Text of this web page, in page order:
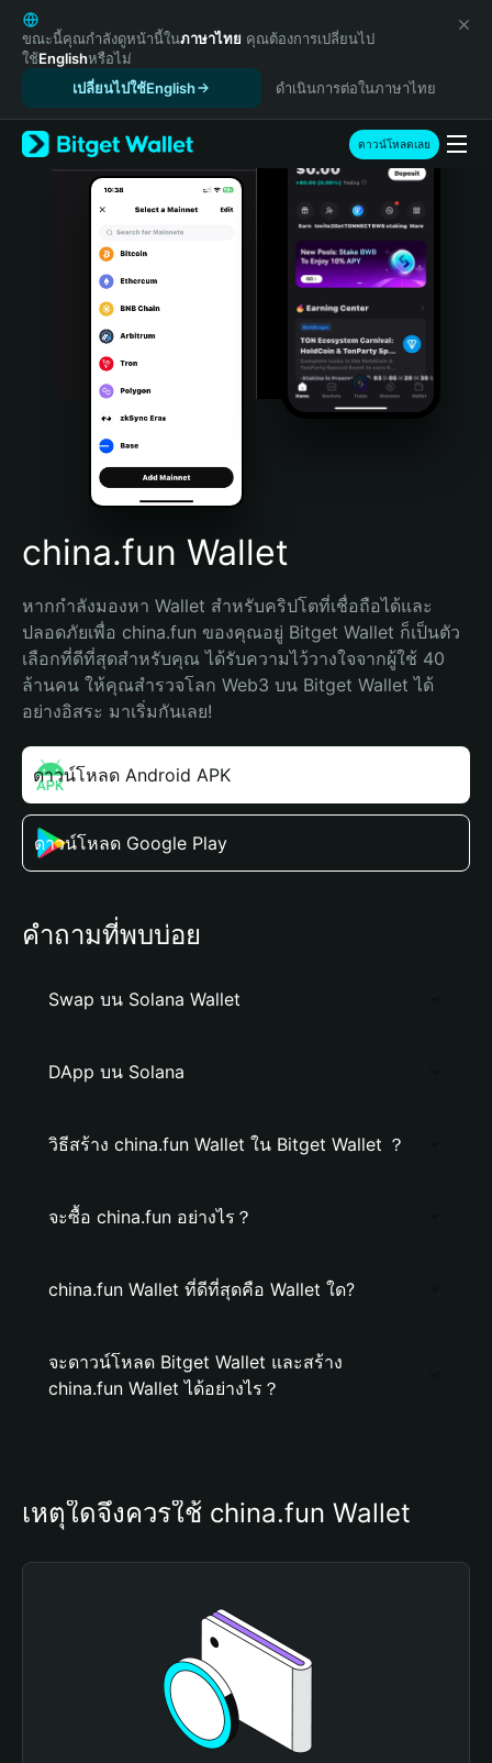
English
日本語
Tiếng Việt
Español (Latinoamérica)
Türkçe
Italiano
Português (Portugal)
Bahasa Indonesia
Português (Brasil)
Español (Argentina)
ขณะนี้คุณกำลังดูหน้านี้ในภาษาไทย คุณต้องการเปลี่ยนไป
ใช้Englishหรือไม่
เปลี่ยนไปใช้English
ดำเนินการต่อในภาษาไทย
ดาวน์โหลดเลย
china.fun Wallet
หากกำลังมองหา Wallet สำหรับคริปโตที่เชื่อถือได้และ
ปลอดภัยเพื่อ china.fun ของคุณอยู่ Bitget Wallet ก็เป็นตัว
เลือกที่ดีที่สุดสำหรับคุณ ได้รับความไว้วางใจจากผู้ใช้ 40
ล้านคน ให้คุณสำรวจโลก Web3 บน Bitget Wallet ได้
อย่างอิสระ มาเริ่มกันเลย!
ดาวน์โหลด Android APK
ดาวน์โหลด Google Play
คำถามที่พบบ่อย
Swap บน Solana Wallet
DApp บน Solana
วิธีสร้าง china.fun Wallet ใน Bitget Wallet ？
จะซื้อ china.fun อย่างไร？
china.fun Wallet ที่ดีที่สุดคือ Wallet ใด?
จะดาวน์โหลด Bitget Wallet และสร้าง
china.fun Wallet ได้อย่างไร？
เหตุใดจึงควรใช้ china.fun Wallet